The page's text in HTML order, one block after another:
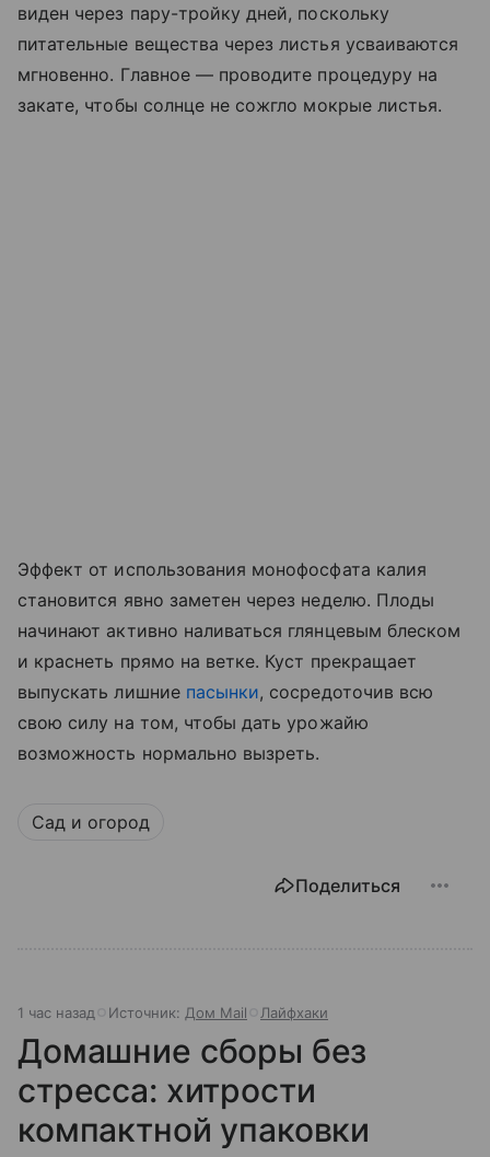
виден через пару-тройку дней, поскольку
питательные вещества через листья усваиваются
мгновенно. Главное — проводите процедуру на
закате, чтобы солнце не сожгло мокрые листья.
Эффект от использования монофосфата калия
становится явно заметен через неделю. Плоды
начинают активно наливаться глянцевым блеском
и краснеть прямо на ветке. Куст прекращает
выпускать лишние пасынки, сосредоточив всю
свою силу на том, чтобы дать урожайю
возможность нормально вызреть.
Сад и огород
Поделиться
1 час назад Источник: Дом Mail Лайфхаки
Домашние сборы без
стресса: хитрости
компактной упаковки